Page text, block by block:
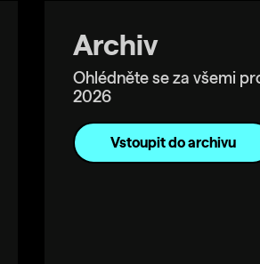
Archiv
Ohlédněte se za všemi
2026
Vstoupit do archivu